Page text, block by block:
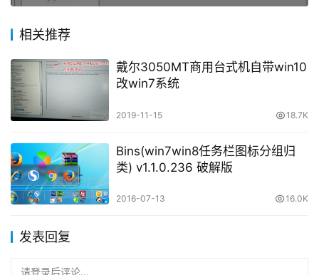
相关推荐
戴尔3050MT商用台式机自带win10
改win7系统
2019-11-15 18.7K
Bins(win7win8任务栏图标分组归
类) v1.1.0.236 破解版
2016-07-13 16.0K
发表回复
请登录后评论...